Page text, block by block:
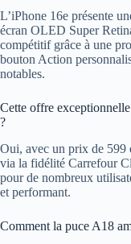
L’iPhone 16e présente
écran OLED Super
compétitif grâce à une
bouton Action
notables.
Cette offre
?
Oui, avec un prix de 599
via la fidélité Carrefour
pour de nombreux
et performant.
Comment la puce A18